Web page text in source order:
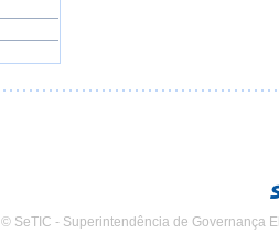
© SeTIC - Superintendência de Governança